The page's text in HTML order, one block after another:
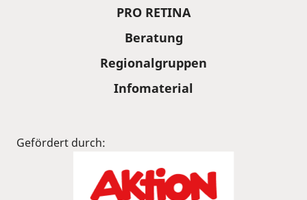
PRO RETINA
Beratung
Regionalgruppen
Infomaterial
Gefördert durch: